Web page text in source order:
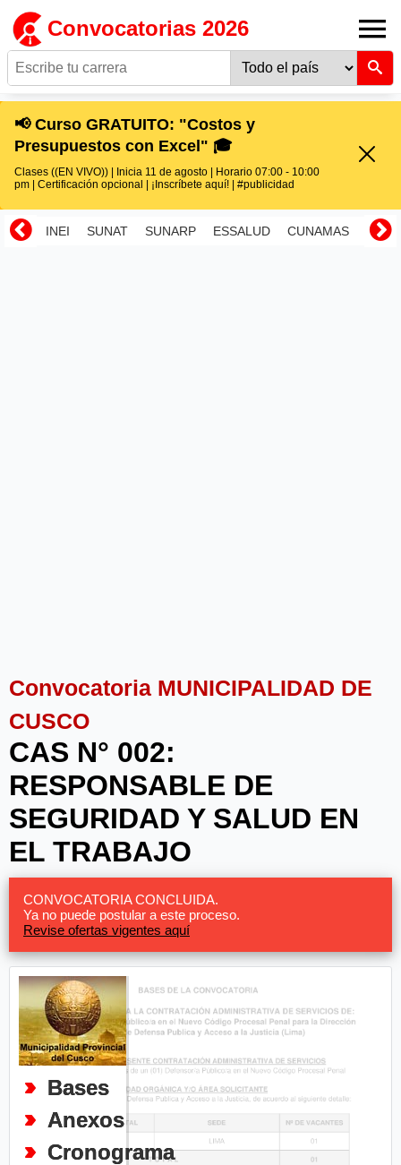
Convocatorias 2026
📢 Curso GRATUITO: "Costos y
Presupuestos con Excel" 🎓
Clases ((EN VIVO)) | Inicia 11 de agosto | Horario 07:00 - 10:00
pm | Certificación opcional | ¡Inscríbete aquí! | #publicidad
INEI SUNAT SUNARP ESSALUD CUNAMAS
Convocatoria MUNICIPALIDAD DE
CUSCO
CAS N° 002:
RESPONSABLE DE
SEGURIDAD Y SALUD EN
EL TRABAJO
CONVOCATORIA CONCLUIDA.
Ya no puede postular a este proceso.
Revise ofertas vigentes aquí
Bases
Anexos
Cronograma